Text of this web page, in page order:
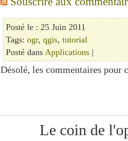
Posté le : 25 Juin 2011
Tags:ogr,qgis,tutorial
Posté dansApplications |
Désolé, les commentaires pour
Le coin de